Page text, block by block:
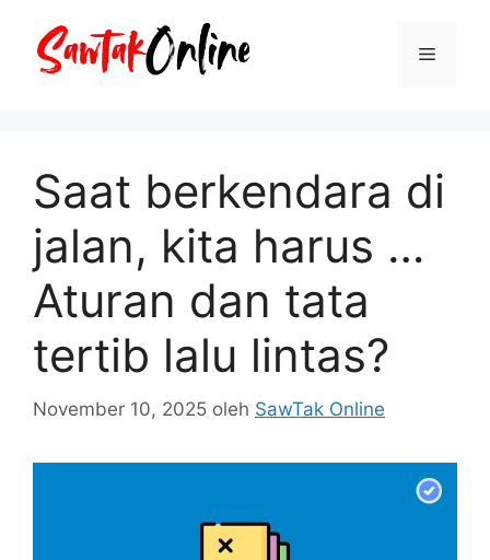
Menu
Saat berkendara di
jalan, kita harus …
Aturan dan tata
tertib lalu lintas?
November 10, 2025 oleh SawTak Online